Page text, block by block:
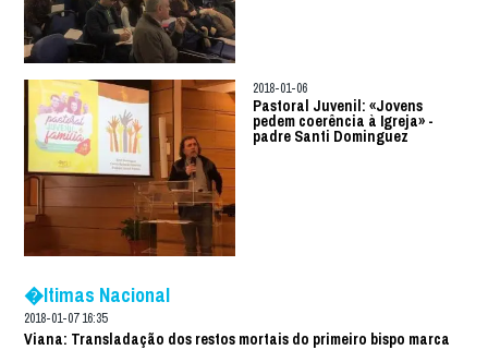
2018-01-06
Pastoral Juvenil: «Jovens
pedem coerência à Igreja» -
padre Santi Dominguez
�ltimas Nacional
2018-01-07 16:35
Viana: Transladação dos restos mortais do primeiro bispo marca